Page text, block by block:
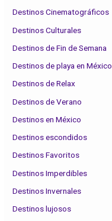
Destinos Cinematográficos
Destinos Culturales
Destinos de Fin de Semana
Destinos de playa en México
Destinos de Relax
Destinos de Verano
Destinos en México
Destinos escondidos
Destinos Favoritos
Destinos Imperdibles
Destinos Invernales
Destinos lujosos